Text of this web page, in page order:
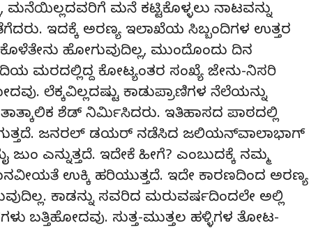
ಮನೆಯಿಲ್ಲದವರಿಗೆ ಮನೆ ಕಟ್ಟಿಕೊಳ್ಳಲು ನಾಟವನ್ನು
ತೆಗೆದರು. ಇದಕ್ಕೆ ಅರಣ್ಯ ಇಲಾಖೆಯ ಸಿಬ್ಬಂದಿಗಳ ಉತ್ತರ
ಹೋಗುವುದಿಲ್ಲ, ಮುಂದೊಂದು ದಿನ
ಮರದಲ್ಲಿದ್ದ ಕೋಟ್ಯಂತರ ಸಂಖ್ಯೆ ಜೇನು-ನಿಸರಿ
ಲೆಕ್ಕವಿಲ್ಲದಷ್ಟು ಕಾಡುಪ್ರಾಣಿಗಳ ನೆಲೆಯನ್ನು
ಶೆಡ್ ನಿರ್ಮಿಸಿದರು. ಇತಿಹಾಸದ ಪಾಠದಲ್ಲಿ
ಜನರಲ್ ಡಯರ್ ನಡೆಸಿದ ಜಲಿಯನ್‌ವಾಲಾಭಾಗ್
ಎನ್ನುತ್ತದೆ. ಇದೇಕೆ ಹೀಗೆ? ಎಂಬುದಕ್ಕೆ ನಮ್ಮ
ಉಕ್ಕಿ ಹರಿಯುತ್ತದೆ. ಇದೇ ಕಾರಣದಿಂದ ಅರಣ್ಯ
ಕಾಡನ್ನು ಸವರಿದ ಮರುವರ್ಷದಿಂದಲೇ ಅಲ್ಲಿ
ಬತ್ತಿಹೋದವು. ಸುತ್ತ-ಮುತ್ತಲ ಹಳ್ಳಿಗಳ ತೋಟ-